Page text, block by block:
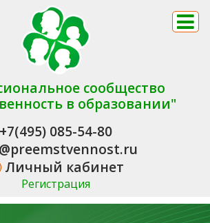
сообщество
в образовании"
+7(495) 085-54-80
Личный кабинет
Регистрация